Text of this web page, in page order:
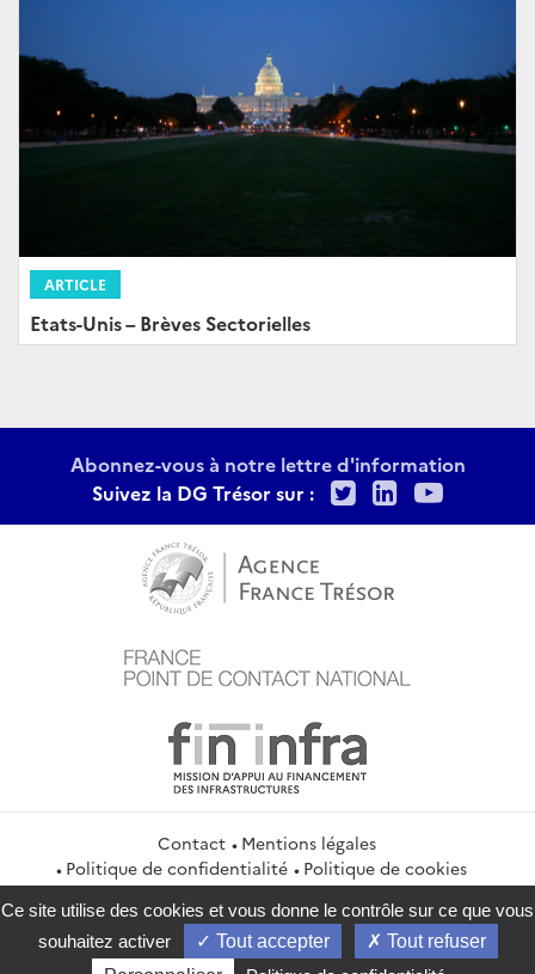
ARTICLE
Etats-Unis – Brèves Sectorielles
Abonnez-vous à notre lettre d'information
Suivez la DG Trésor sur :
TwitterLinkedIn
Contact
Mentions légales
Politique de confidentialité
Politique de cookies
Gestion des cookies
Flux RSS
service-public.gouv.fr
legifrance.gouv.fr
info.gouv.fr
data.gouv.fr
Ce site utilise des cookies et vous donne le contrôle sur ce que vous
souhaitez activer
Tout accepter
Tout refuser